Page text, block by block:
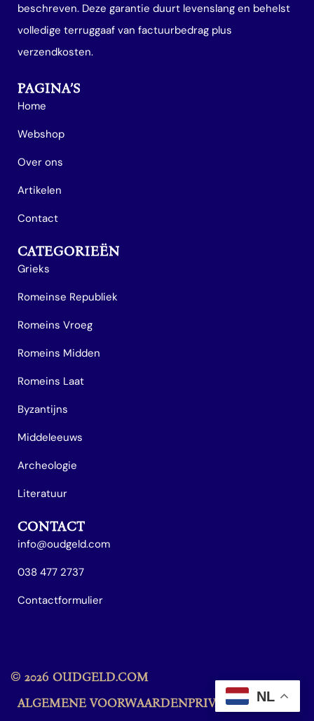
beschreven. Deze garantie duurt levenslang en behelst
volledige terruggaaf van factuurbedrag plus
verzendkosten.
PAGINA’S
Home
Webshop
Over ons
Artikelen
Contact
CATEGORIEËN
Grieks
Romeinse Republiek
Romeins Vroeg
Romeins Midden
Romeins Laat
Byzantijns
Middeleeuws
Archeologie
Literatuur
CONTACT
info@oudgeld.com
038 477 2737
Contactformulier
© 2026 OUDGELD.COM
ALGEMENE VOORWAARDENPRIVACY POLICY
NL